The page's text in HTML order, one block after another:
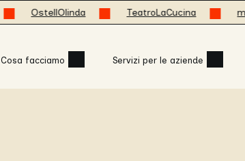
OstellOlinda TeatroLaCucina
Cosa facciamo Servizi per le aziende